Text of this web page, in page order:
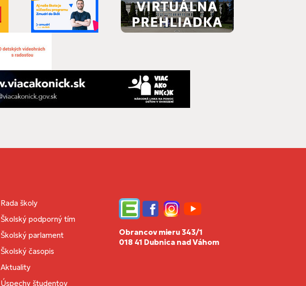
Rada školy
Školský podporný tím
Školský parlament
Školský časopis
Aktuality
Úspechy študentov
EdupageFacebookInstagramYouTube
Obrancov mieru 343/1
018 41 Dubnica nad Váhom